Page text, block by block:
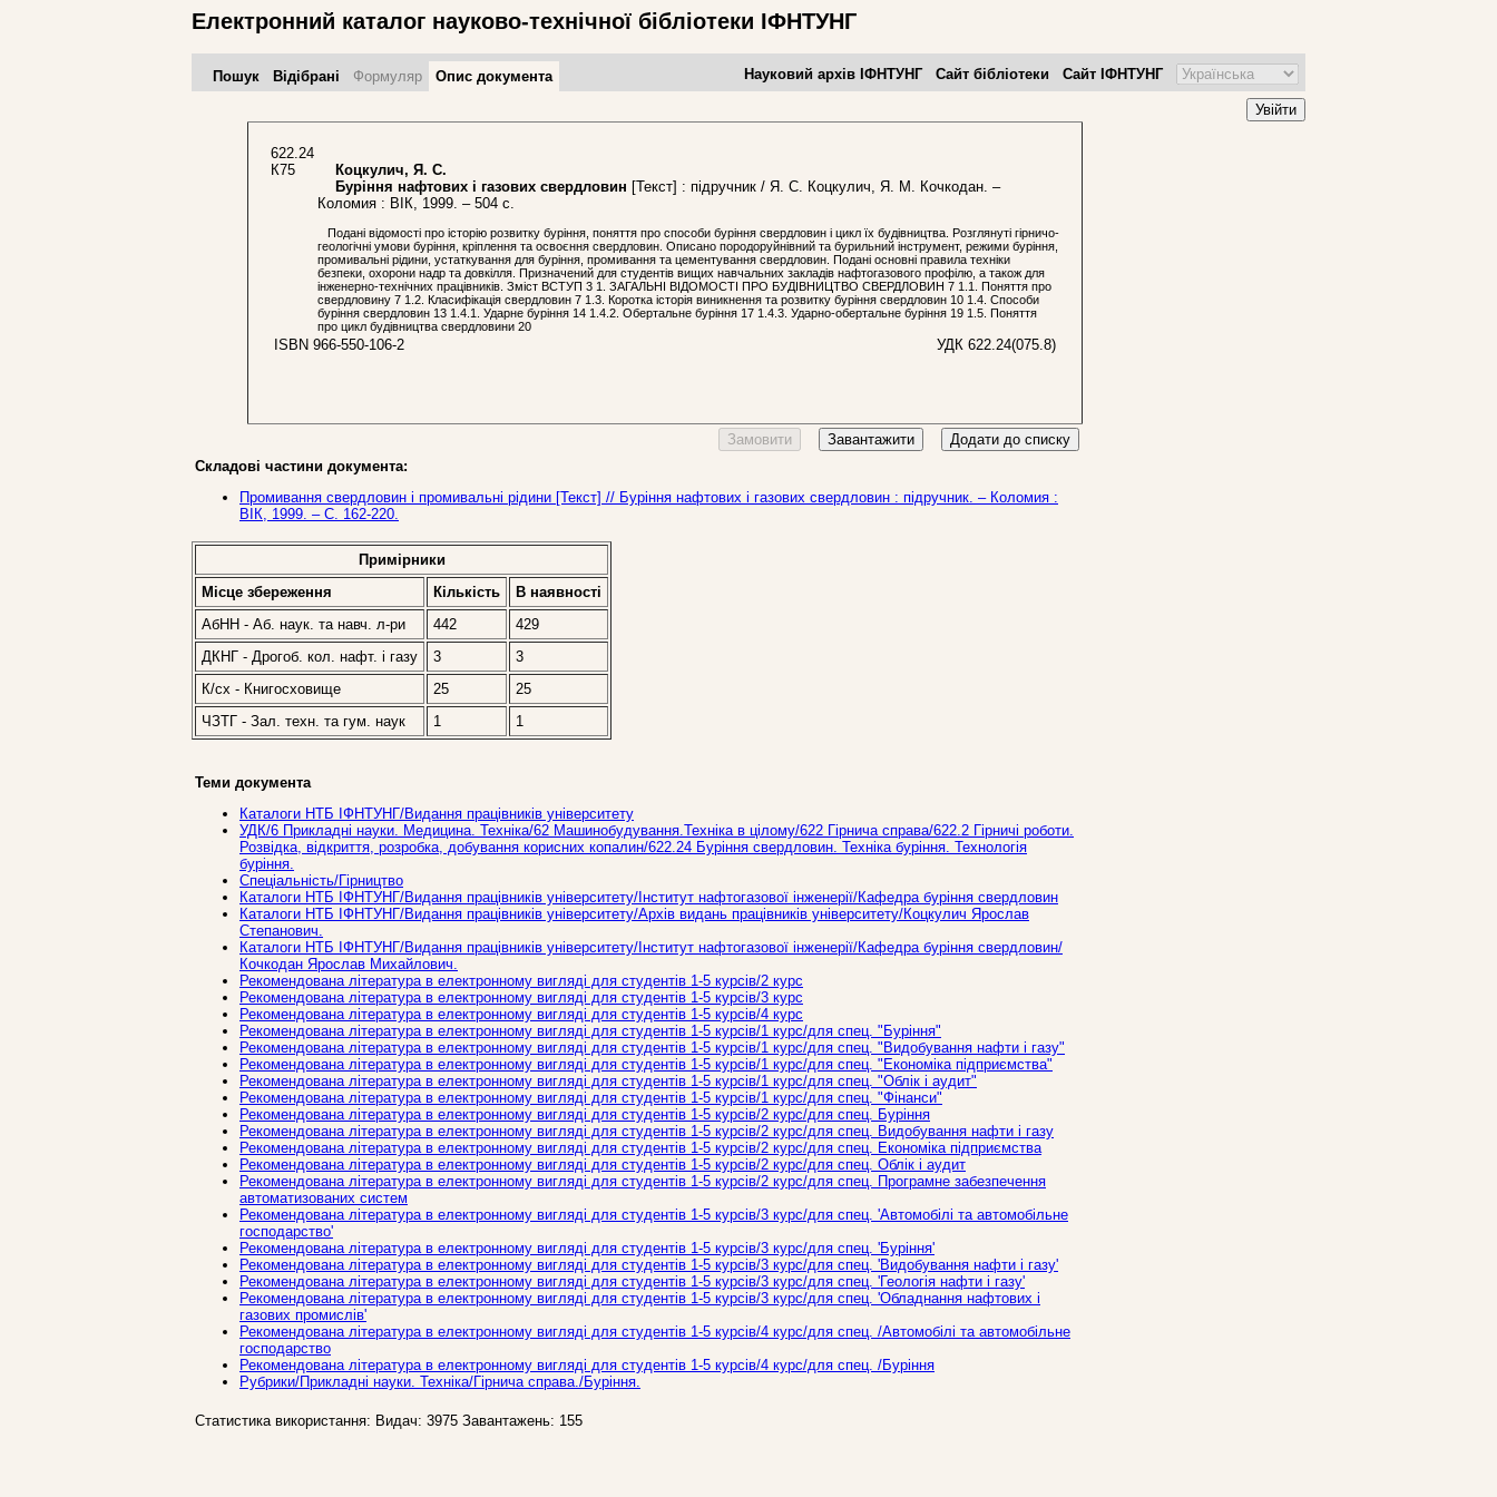
Електронний каталог науково-технічної бібліотеки ІФНТУНГ
Пошук Відібрані Формуляр Опис документа Науковий архів ІФНТУНГ Сайт бібліотеки Сайт ІФНТУНГ
Увійти
622.24
К75
Коцкулич, Я. С.
Буріння нафтових і газових свердловин [Текст] : підручник / Я. С. Коцкулич, Я. М. Кочкодан. –
Коломия : ВІК, 1999. – 504 с.
Подані відомості про історію розвитку буріння, поняття про способи буріння свердловин і цикл їх будівництва. Розглянуті гірничо-
геологічні умови буріння, кріплення та освоєння свердловин. Описано породоруйнівний та бурильний інструмент, режими буріння,
промивальні рідини, устаткування для буріння, промивання та цементування свердловин. Подані основні правила техніки
безпеки, охорони надр та довкілля. Призначений для студентів вищих навчальних закладів нафтогазового профілю, а також для
інженерно-технічних працівників. Зміст ВСТУП 3 1. ЗАГАЛЬНІ ВІДОМОСТІ ПРО БУДІВНИЦТВО СВЕРДЛОВИН 7 1.1. Поняття про
свердловину 7 1.2. Класифікація свердловин 7 1.3. Коротка історія виникнення та розвитку буріння свердловин 10 1.4. Способи
буріння свердловин 13 1.4.1. Ударне буріння 14 1.4.2. Обертальне буріння 17 1.4.3. Ударно-обертальне буріння 19 1.5. Поняття
про цикл будівництва свердловини 20
ISBN 966-550-106-2 УДК 622.24(075.8)
Замовити Завантажити
Додати до списку
Складові частини документа:
Промивання свердловин і промивальні рідини [Текст] // Буріння нафтових і газових свердловин : підручник. – Коломия :
ВІК, 1999. – С. 162-220.
Примірники
Місце збереження
Кількість
В наявностi
АбНН - Аб. наук. та навч. л-ри
442
429
ДКНГ - Дрогоб. кол. нафт. і газу
3
3
К/сх - Книгосховище
25
25
ЧЗТГ - Зал. техн. та гум. наук
1 1
Теми документа
Каталоги НТБ ІФНТУНГ/Видання працівників університету
УДК/6 Прикладнi науки. Медицина. Техніка/62 Машинобудування.Технiка в цiлому/622 Гiрнича справа/622.2 Гірничі роботи.
Розвідка, відкриття, розробка, добування корисних копалин/622.24 Буріння свердловин. Техніка буріння. Технологія
буріння.
Спеціальність/Гірництво
Каталоги НТБ ІФНТУНГ/Видання працівників університету/Інститут нафтогазової інженерії/Кафедра буріння свердловин
Каталоги НТБ ІФНТУНГ/Видання працівників університету/Архів видань працівників університету/Коцкулич Ярослав
Степанович.
Каталоги НТБ ІФНТУНГ/Видання працівників університету/Інститут нафтогазової інженерії/Кафедра буріння свердловин/
Кочкодан Ярослав Михайлович.
Рекомендована література в електронному вигляді для студентів 1-5 курсів/2 курс
Рекомендована література в електронному вигляді для студентів 1-5 курсів/3 курс
Рекомендована література в електронному вигляді для студентів 1-5 курсів/4 курс
Рекомендована література в електронному вигляді для студентів 1-5 курсів/1 курс/для спец. "Буріння"
Рекомендована література в електронному вигляді для студентів 1-5 курсів/1 курс/для спец. "Видобування нафти і газу"
Рекомендована література в електронному вигляді для студентів 1-5 курсів/1 курс/для спец. "Економіка підприємства"
Рекомендована література в електронному вигляді для студентів 1-5 курсів/1 курс/для спец. "Облік і аудит"
Рекомендована література в електронному вигляді для студентів 1-5 курсів/1 курс/для спец. "Фінанси"
Рекомендована література в електронному вигляді для студентів 1-5 курсів/2 курс/для спец. Буріння
Рекомендована література в електронному вигляді для студентів 1-5 курсів/2 курс/для спец. Видобування нафти і газу
Рекомендована література в електронному вигляді для студентів 1-5 курсів/2 курс/для спец. Економіка підприємства
Рекомендована література в електронному вигляді для студентів 1-5 курсів/2 курс/для спец. Облік і аудит
Рекомендована література в електронному вигляді для студентів 1-5 курсів/2 курс/для спец. Програмне забезпечення
автоматизованих систем
Рекомендована література в електронному вигляді для студентів 1-5 курсів/3 курс/для спец. 'Автомобілі та автомобільне
господарство'
Рекомендована література в електронному вигляді для студентів 1-5 курсів/3 курс/для спец. 'Буріння'
Рекомендована література в електронному вигляді для студентів 1-5 курсів/3 курс/для спец. 'Видобування нафти і газу'
Рекомендована література в електронному вигляді для студентів 1-5 курсів/3 курс/для спец. 'Геологія нафти і газу'
Рекомендована література в електронному вигляді для студентів 1-5 курсів/3 курс/для спец. 'Обладнання нафтових і
газових промислів'
Рекомендована література в електронному вигляді для студентів 1-5 курсів/4 курс/для спец. /Автомобілі та автомобільне
господарство
Рекомендована література в електронному вигляді для студентів 1-5 курсів/4 курс/для спец. /Буріння
Рубрики/Прикладні науки. Техніка/Гiрнича справа./Буріння.
Статистика використання: Видач: 3975 Завантажень: 155